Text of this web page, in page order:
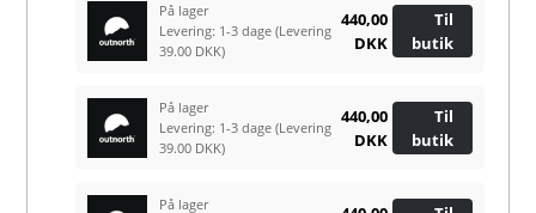
På lager
Levering: 1-3 dage(Levering
39.00 DKK)
440,00
DKK
Til
butik
På lager
Levering: 1-3 dage(Levering
39.00 DKK)
440,00
DKK
Til
butik
På lager